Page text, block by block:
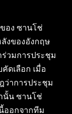
อง ซานโช่
ลังของอังกฤษ
วมการประชุม
ดเลือก เมื่อ
ว่าการประชุม
นั้น ซานโช่
ออกจากทีม